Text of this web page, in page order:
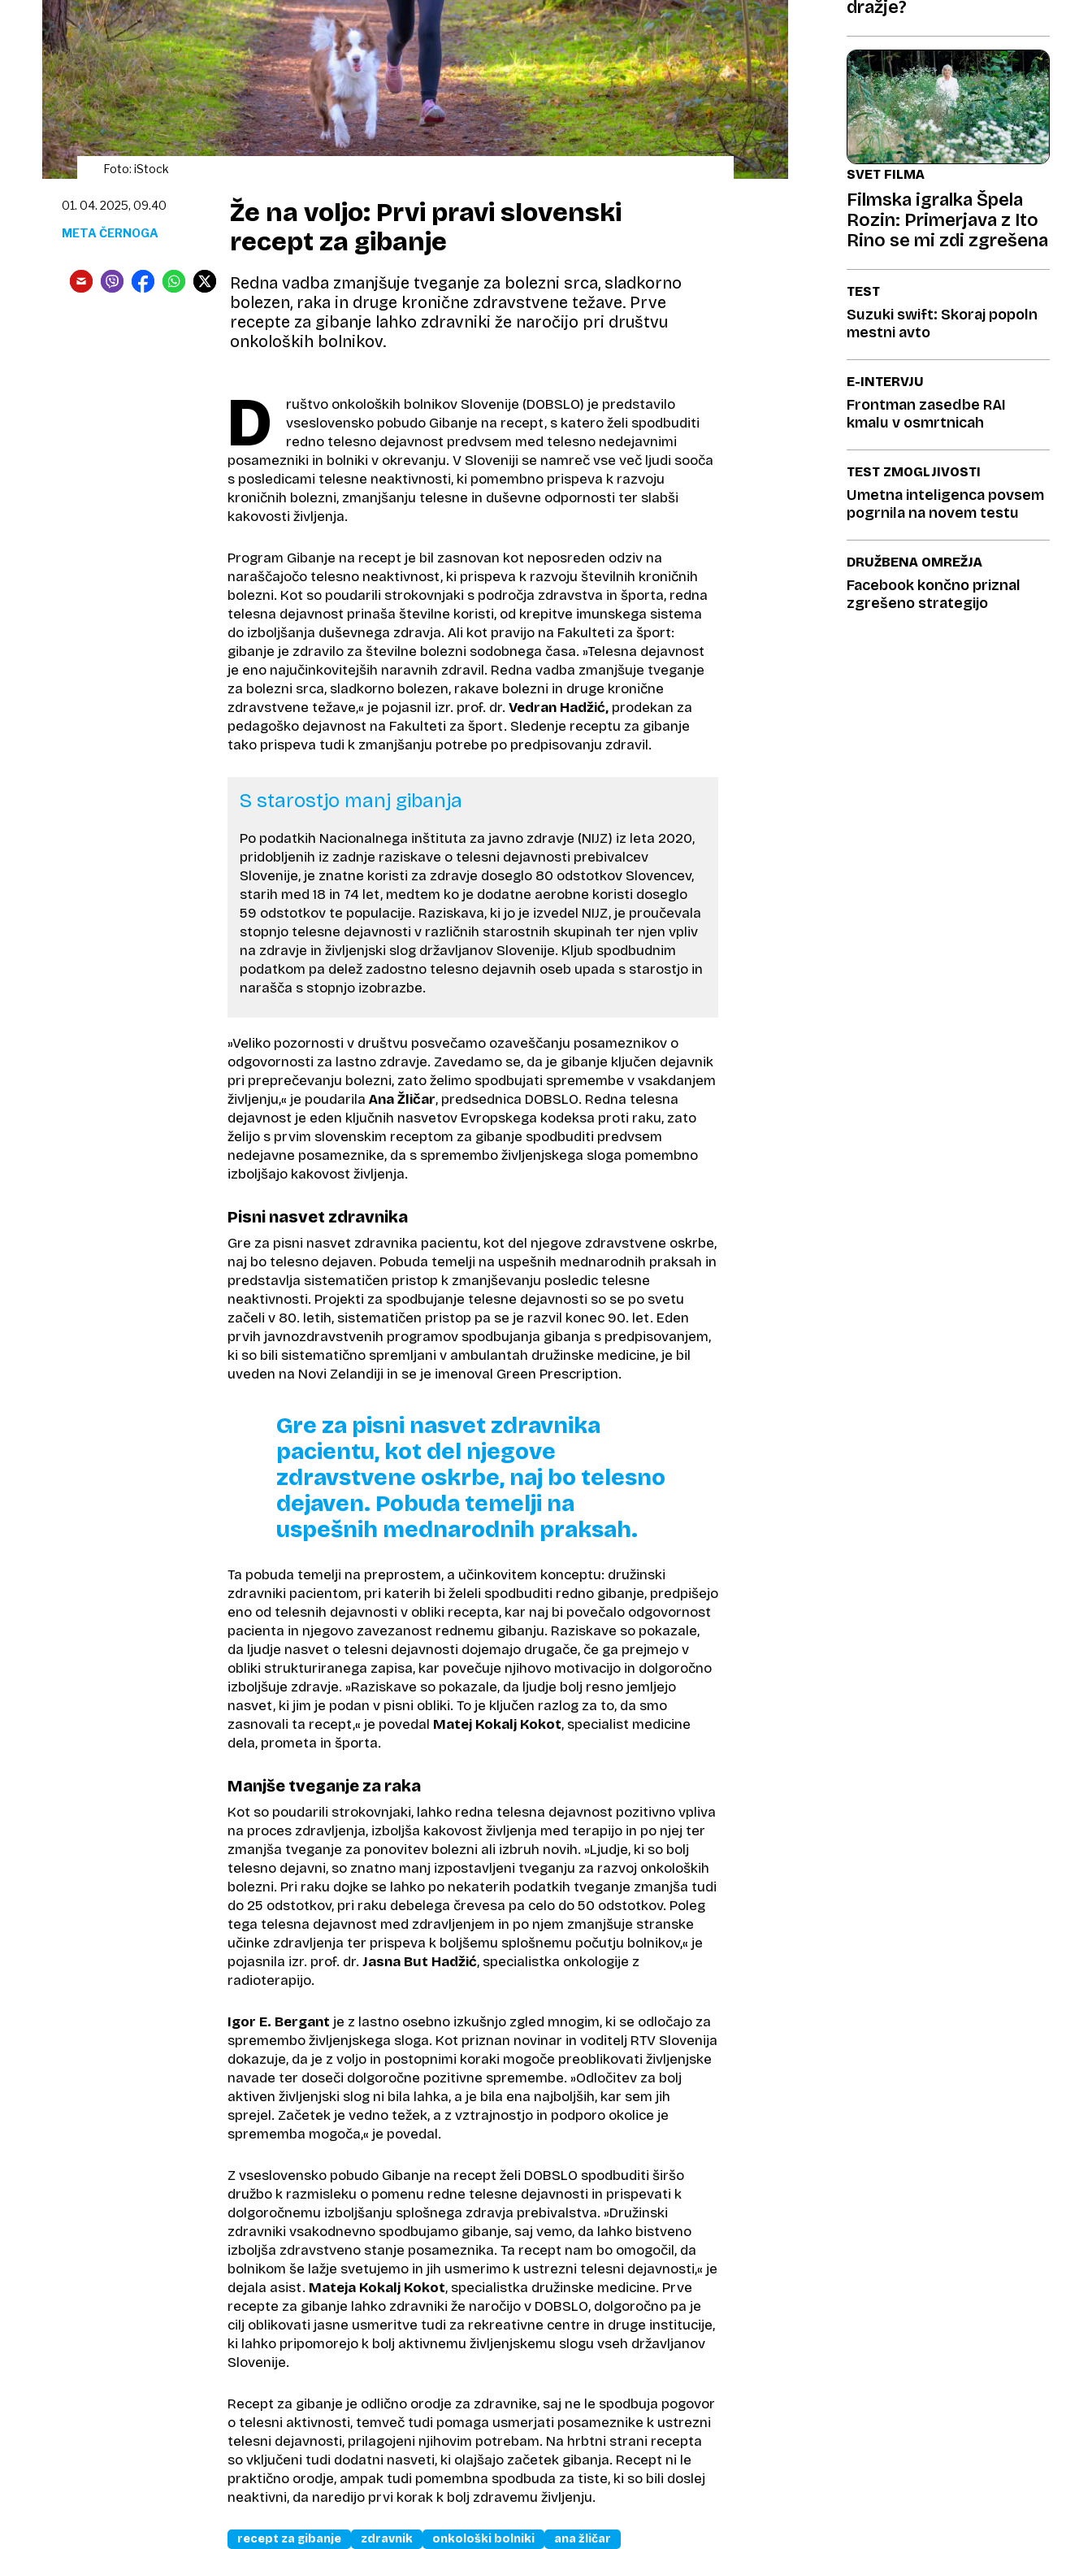
Foto: iStock
Že na voljo: Prvi pravi slovenski
recept za gibanje
Redna vadba zmanjšuje tveganje za bolezni srca, sladkorno
bolezen, raka in druge kronične zdravstvene težave. Prve
recepte za gibanje lahko zdravniki že naročijo pri društvu
onkoloških bolnikov.
01. 04. 2025, 09.40
META ČERNOGA
D
ruštvo onkoloških bolnikov Slovenije (DOBSLO) je predstavilo
vseslovensko pobudo Gibanje na recept, s katero želi spodbuditi
redno telesno dejavnost predvsem med telesno nedejavnimi
posamezniki in bolniki v okrevanju. V Sloveniji se namreč vse več ljudi sooča
s posledicami telesne neaktivnosti, ki pomembno prispeva k razvoju
kroničnih bolezni, zmanjšanju telesne in duševne odpornosti ter slabši
kakovosti življenja.
Program Gibanje na recept je bil zasnovan kot neposreden odziv na
naraščajočo telesno neaktivnost, ki prispeva k razvoju številnih kroničnih
bolezni. Kot so poudarili strokovnjaki s področja zdravstva in športa, redna
telesna dejavnost prinaša številne koristi, od krepitve imunskega sistema
do izboljšanja duševnega zdravja. Ali kot pravijo na Fakulteti za šport:
gibanje je zdravilo za številne bolezni sodobnega časa. »Telesna dejavnost
je eno najučinkovitejših naravnih zdravil. Redna vadba zmanjšuje tveganje
za bolezni srca, sladkorno bolezen, rakave bolezni in druge kronične
zdravstvene težave,« je pojasnil izr. prof. dr. Vedran Hadžić, prodekan za
pedagoško dejavnost na Fakulteti za šport. Sledenje receptu za gibanje
tako prispeva tudi k zmanjšanju potrebe po predpisovanju zdravil.
S starostjo manj gibanja
Po podatkih Nacionalnega inštituta za javno zdravje (NIJZ) iz leta 2020,
pridobljenih iz zadnje raziskave o telesni dejavnosti prebivalcev
Slovenije, je znatne koristi za zdravje doseglo 80 odstotkov Slovencev,
starih med 18 in 74 let, medtem ko je dodatne aerobne koristi doseglo
59 odstotkov te populacije. Raziskava, ki jo je izvedel NIJZ, je proučevala
stopnjo telesne dejavnosti v različnih starostnih skupinah ter njen vpliv
na zdravje in življenjski slog državljanov Slovenije. Kljub spodbudnim
podatkom pa delež zadostno telesno dejavnih oseb upada s starostjo in
narašča s stopnjo izobrazbe.
»Veliko pozornosti v društvu posvečamo ozaveščanju posameznikov o
odgovornosti za lastno zdravje. Zavedamo se, da je gibanje ključen dejavnik
pri preprečevanju bolezni, zato želimo spodbujati spremembe v vsakdanjem
življenju,« je poudarila Ana Žličar, predsednica DOBSLO. Redna telesna
dejavnost je eden ključnih nasvetov Evropskega kodeksa proti raku, zato
želijo s prvim slovenskim receptom za gibanje spodbuditi predvsem
nedejavne posameznike, da s spremembo življenjskega sloga pomembno
izboljšajo kakovost življenja.
Pisni nasvet zdravnika
Gre za pisni nasvet zdravnika pacientu, kot del njegove zdravstvene oskrbe,
naj bo telesno dejaven. Pobuda temelji na uspešnih mednarodnih praksah in
predstavlja sistematičen pristop k zmanjševanju posledic telesne
neaktivnosti. Projekti za spodbujanje telesne dejavnosti so se po svetu
začeli v 80. letih, sistematičen pristop pa se je razvil konec 90. let. Eden
prvih javnozdravstvenih programov spodbujanja gibanja s predpisovanjem,
ki so bili sistematično spremljani v ambulantah družinske medicine, je bil
uveden na Novi Zelandiji in se je imenoval Green Prescription.
Gre za pisni nasvet zdravnika
pacientu, kot del njegove
zdravstvene oskrbe, naj bo telesno
dejaven. Pobuda temelji na
uspešnih mednarodnih praksah.
Ta pobuda temelji na preprostem, a učinkovitem konceptu: družinski
zdravniki pacientom, pri katerih bi želeli spodbuditi redno gibanje, predpišejo
eno od telesnih dejavnosti v obliki recepta, kar naj bi povečalo odgovornost
pacienta in njegovo zavezanost rednemu gibanju. Raziskave so pokazale,
da ljudje nasvet o telesni dejavnosti dojemajo drugače, če ga prejmejo v
obliki strukturiranega zapisa, kar povečuje njihovo motivacijo in dolgoročno
izboljšuje zdravje. »Raziskave so pokazale, da ljudje bolj resno jemljejo
nasvet, ki jim je podan v pisni obliki. To je ključen razlog za to, da smo
zasnovali ta recept,« je povedal Matej Kokalj Kokot, specialist medicine
dela, prometa in športa.
Manjše tveganje za raka
Kot so poudarili strokovnjaki, lahko redna telesna dejavnost pozitivno vpliva
na proces zdravljenja, izboljša kakovost življenja med terapijo in po njej ter
zmanjša tveganje za ponovitev bolezni ali izbruh novih. »Ljudje, ki so bolj
telesno dejavni, so znatno manj izpostavljeni tveganju za razvoj onkoloških
bolezni. Pri raku dojke se lahko po nekaterih podatkih tveganje zmanjša tudi
do 25 odstotkov, pri raku debelega črevesa pa celo do 50 odstotkov. Poleg
tega telesna dejavnost med zdravljenjem in po njem zmanjšuje stranske
učinke zdravljenja ter prispeva k boljšemu splošnemu počutju bolnikov,« je
pojasnila izr. prof. dr. Jasna But Hadžić, specialistka onkologije z
radioterapijo.
Igor E. Bergant je z lastno osebno izkušnjo zgled mnogim, ki se odločajo za
spremembo življenjskega sloga. Kot priznan novinar in voditelj RTV Slovenija
dokazuje, da je z voljo in postopnimi koraki mogoče preoblikovati življenjske
navade ter doseči dolgoročne pozitivne spremembe. »Odločitev za bolj
aktiven življenjski slog ni bila lahka, a je bila ena najboljših, kar sem jih
sprejel. Začetek je vedno težek, a z vztrajnostjo in podporo okolice je
sprememba mogoča,« je povedal.
Z vseslovensko pobudo Gibanje na recept želi DOBSLO spodbuditi širšo
družbo k razmisleku o pomenu redne telesne dejavnosti in prispevati k
dolgoročnemu izboljšanju splošnega zdravja prebivalstva. »Družinski
zdravniki vsakodnevno spodbujamo gibanje, saj vemo, da lahko bistveno
izboljša zdravstveno stanje posameznika. Ta recept nam bo omogočil, da
bolnikom še lažje svetujemo in jih usmerimo k ustrezni telesni dejavnosti,« je
dejala asist. Mateja Kokalj Kokot, specialistka družinske medicine. Prve
recepte za gibanje lahko zdravniki že naročijo v DOBSLO, dolgoročno pa je
cilj oblikovati jasne usmeritve tudi za rekreativne centre in druge institucije,
ki lahko pripomorejo k bolj aktivnemu življenjskemu slogu vseh državljanov
Slovenije.
Recept za gibanje je odlično orodje za zdravnike, saj ne le spodbuja pogovor
o telesni aktivnosti, temveč tudi pomaga usmerjati posameznike k ustrezni
telesni dejavnosti, prilagojeni njihovim potrebam. Na hrbtni strani recepta
so vključeni tudi dodatni nasveti, ki olajšajo začetek gibanja. Recept ni le
praktično orodje, ampak tudi pomembna spodbuda za tiste, ki so bili doslej
neaktivni, da naredijo prvi korak k bolj zdravemu življenju.
recept za gibanje zdravnik onkološki bolniki ana žličar
dražje?
SVET FILMA
Filmska igralka Špela
Rozin: Primerjava z Ito
Rino se mi zdi zgrešena
TEST
Suzuki swift: Skoraj popoln
mestni avto
E-INTERVJU
Frontman zasedbe RAI
kmalu v osmrtnicah
TEST ZMOGLJIVOSTI
Umetna inteligenca povsem
pogrnila na novem testu
DRUŽBENA OMREŽJA
Facebook končno priznal
zgrešeno strategijo